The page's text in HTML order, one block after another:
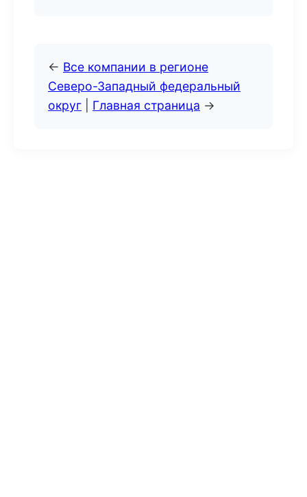
← Все компании в регионе
Северо-Западный федеральный
округ
Главная страница →